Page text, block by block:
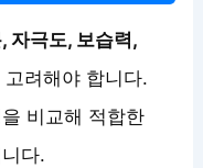
자극도, 보습력,
려해야 합니다.
비교해 적합한
다.